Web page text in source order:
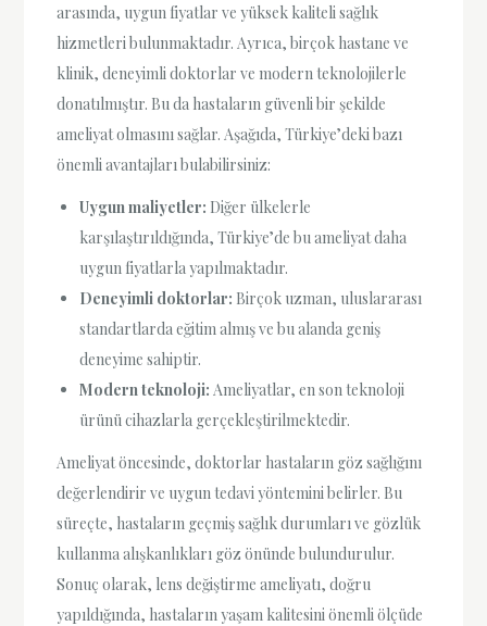
arasında, uygun fiyatlar ve yüksek kaliteli sağlık
hizmetleri bulunmaktadır. Ayrıca, birçok hastane ve
klinik, deneyimli doktorlar ve modern teknolojilerle
donatılmıştır. Bu da hastaların güvenli bir şekilde
ameliyat olmasını sağlar. Aşağıda, Türkiye’deki bazı
önemli avantajları bulabilirsiniz:
Uygun maliyetler: Diğer ülkelerle
karşılaştırıldığında, Türkiye’de bu ameliyat daha
uygun fiyatlarla yapılmaktadır.
Deneyimli doktorlar: Birçok uzman, uluslararası
standartlarda eğitim almış ve bu alanda geniş
deneyime sahiptir.
Modern teknoloji: Ameliyatlar, en son teknoloji
ürünü cihazlarla gerçekleştirilmektedir.
Ameliyat öncesinde, doktorlar hastaların göz sağlığını
değerlendirir ve uygun tedavi yöntemini belirler. Bu
süreçte, hastaların geçmiş sağlık durumları ve gözlük
kullanma alışkanlıkları göz önünde bulundurulur.
Sonuç olarak, lens değiştirme ameliyatı, doğru
yapıldığında, hastaların yaşam kalitesini önemli ölçüde